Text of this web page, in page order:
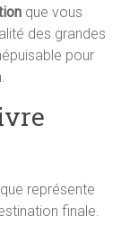
que vous
des grandes
pour
représente
finale.